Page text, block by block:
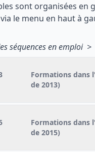
sont organisées en
le menu en haut à
séquences en emploi
Formations dans
de 2013)
Formations dans
de 2015)